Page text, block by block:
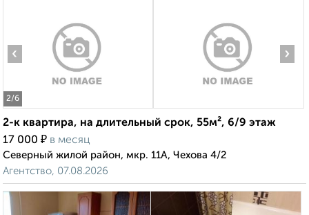
2/6
‹ ›
2-к квартира, на длительный срок, 55м², 6/9 этаж
17 000 ₽ в месяц
Северный жилой район, мкр. 11А, Чехова 4/2
Агентство, 07.08.2026